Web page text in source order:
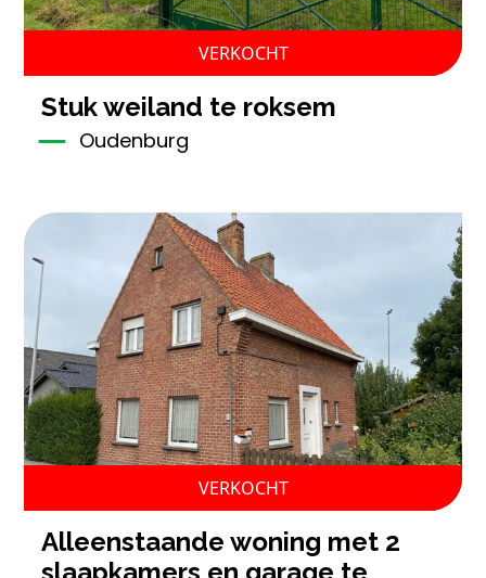
VERKOCHT
stuk weiland te roksem
Oudenburg
VERKOCHT
alleenstaande woning met 2
slaapkamers en garage te